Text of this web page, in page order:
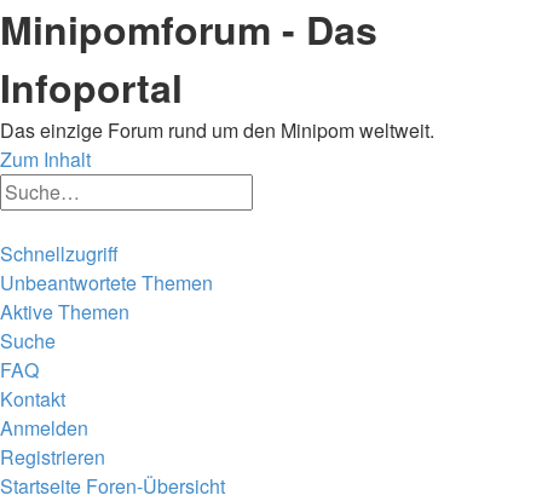
Minipomforum - Das
Infoportal
Das einzige Forum rund um den Minipom weltweit.
Zum Inhalt
Schnellzugriff
Unbeantwortete Themen
Aktive Themen
Suche
FAQ
Kontakt
Anmelden
Registrieren
Startseite Foren-Übersicht